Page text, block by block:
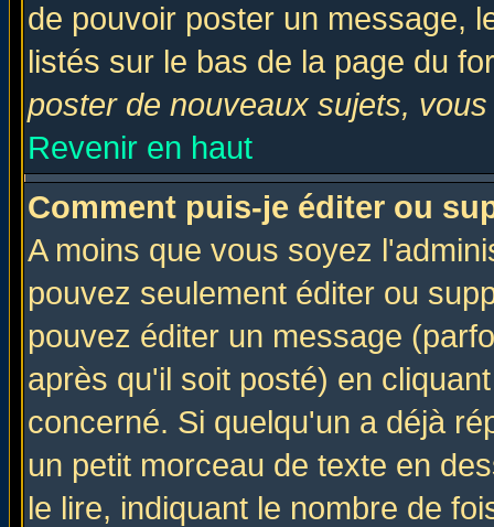
de pouvoir poster un message,
listés sur le bas de la page du
poster de nouveaux sujets,
Revenir en haut
Comment puis-je éditer ou
A moins que vous soyez
pouvez seulement éditer ou
pouvez éditer un message
après qu'il soit posté) en
concerné. Si quelqu'un a déjà
un petit morceau de texte en
le lire, indiquant le nombre de